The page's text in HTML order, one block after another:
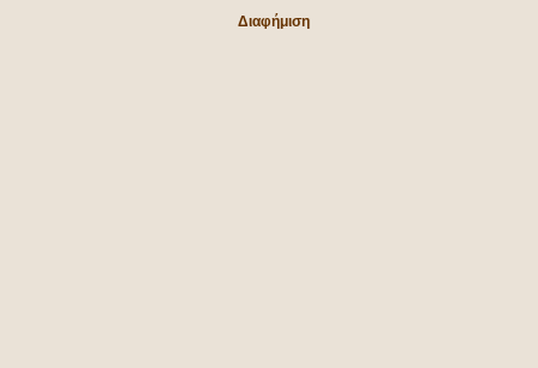
Διαφήμιση